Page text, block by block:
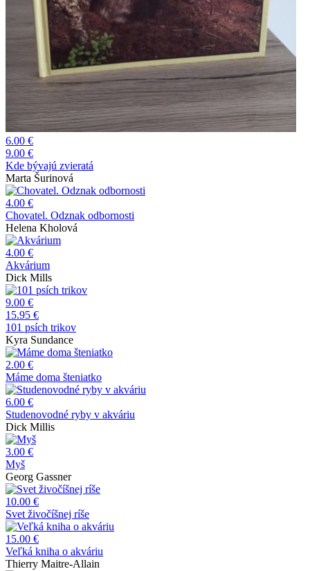
6.00 €
9.00 €
Kde bývajú zvieratá
Marta Šurinová
4.00 €
Chovatel. Odznak odbornosti
Helena Kholová
4.00 €
Akvárium
Dick Mills
9.00 €
15.95 €
101 psích trikov
Kyra Sundance
2.00 €
Máme doma šteniatko
6.00 €
Studenovodné ryby v akváriu
Dick Millis
3.00 €
Myš
Georg Gassner
10.00 €
Svet živočíšnej ríše
15.00 €
Veľká kniha o akváriu
Thierry Maitre-Allain